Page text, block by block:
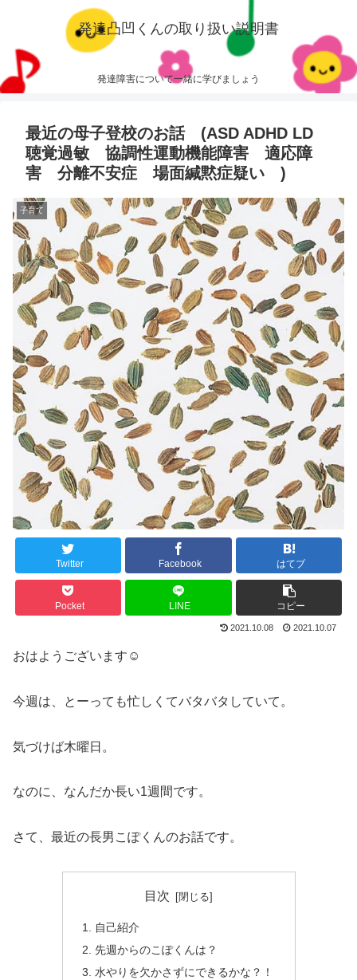
発達凸凹くんの取り扱い説明書
発達障害について一緒に学びましょう
最近の母子登校のお話 (ASD ADHD LD
聴覚過敏 協調性運動機能障害 適応障
害 分離不安症 場面緘黙症疑い )
子育て
Twitter Facebook はてブ
Pocket LINE コピー
2021.10.08 2021.10.07
おはようございます☺︎
今週は、とーっても忙しくてバタバタしていて。
気づけば木曜日。
なのに、なんだか長い1週間です。
さて、最近の長男こぽくんのお話です。
目次
自己紹介
先週からのこぽくんは？
水やりを欠かさずにできるかな？！